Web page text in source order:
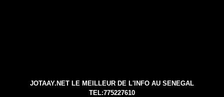
JOTAAY.NET LE MEILLEUR DE L'INFO AU SENEGAL
TEL:775227610